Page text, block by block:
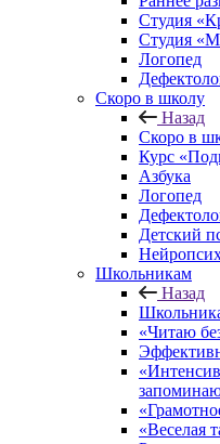
Студия
Студия
Логопед
Скоро в школу
Назад
Скоро в
Курс
Азбука
Логопед
Детский
Школьникам
Назад
«Читаю
«Веселая